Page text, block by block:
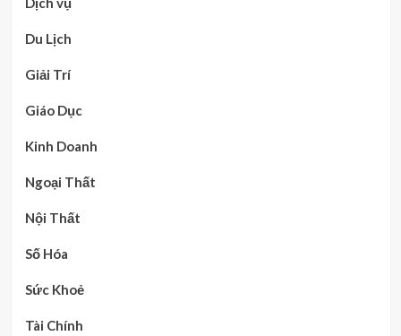
Du Lịch
Giải Trí
Giáo Dục
Kinh Doanh
Ngoại Thất
Nội Thất
Số Hóa
Sức Khoẻ
Tài Chính